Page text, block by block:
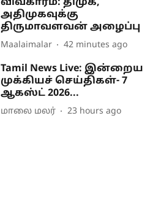
அதிமுகவுக்கு
திருமாவளவன் அழைப்பு
Maalaimalar 42 minutes ago
Tamil News Live: இன்றைய
முக்கியச் செய்திகள்- 7
ஆகஸ்ட் 2026...
மாலை மலர் 23 hours ago